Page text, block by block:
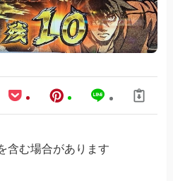
含む場合があります